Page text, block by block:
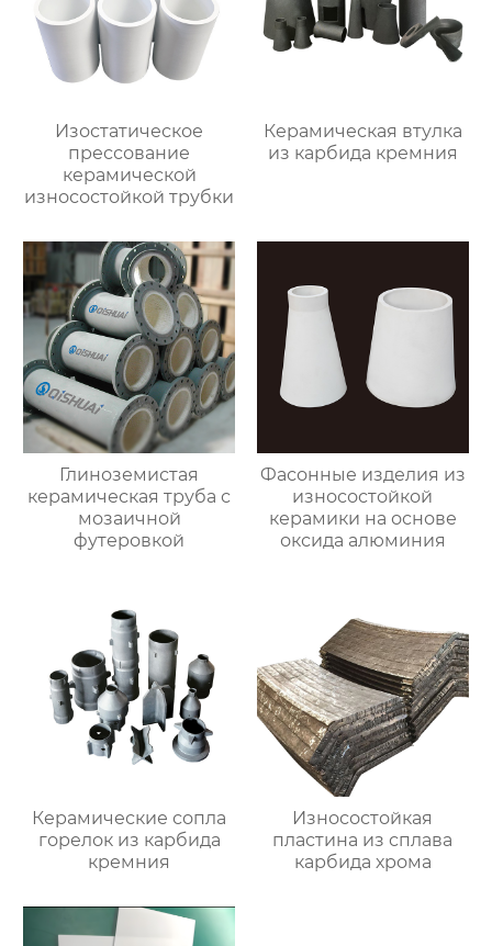
Изостатическое
прессование
керамической
износостойкой трубки
Керамическая втулка
из карбида кремния
Глиноземистая
керамическая труба с
мозаичной
футеровкой
Фасонные изделия из
износостойкой
керамики на основе
оксида алюминия
Керамические сопла
горелок из карбида
кремния
Износостойкая
пластина из сплава
карбида хрома